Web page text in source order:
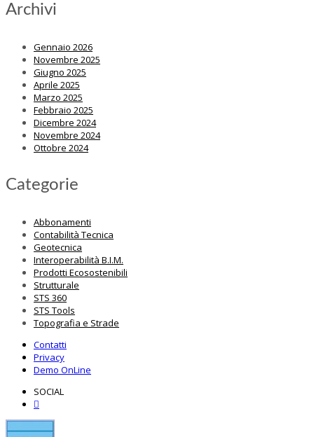
Archivi
Gennaio 2026
Novembre 2025
Giugno 2025
Aprile 2025
Marzo 2025
Febbraio 2025
Dicembre 2024
Novembre 2024
Ottobre 2024
Categorie
Abbonamenti
Contabilità Tecnica
Geotecnica
Interoperabilità B.I.M.
Prodotti Ecosostenibili
Strutturale
STS 360
STS Tools
Topografia e Strade
Contatti
Privacy
Demo OnLine
SOCIAL